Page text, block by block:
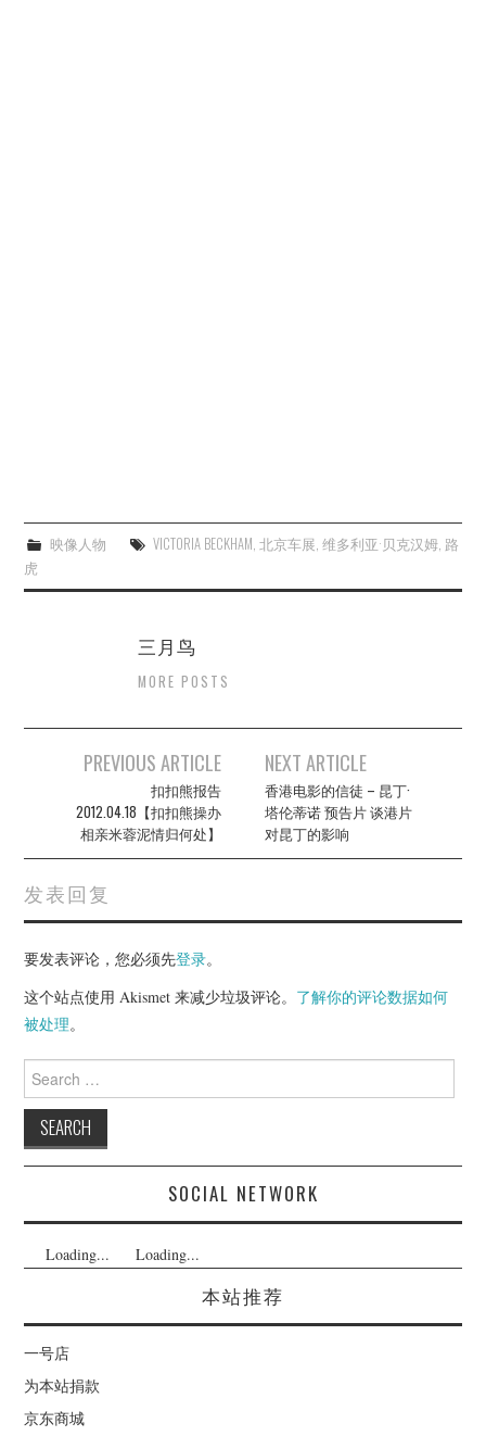
映像人物 VICTORIA BECKHAM, 北京车展, 维多利亚·贝克汉姆, 路
虎
三月鸟
MORE POSTS
PREVIOUS ARTICLE
扣扣熊报告
2012.04.18【扣扣熊操办
相亲米蓉泥情归何处】
NEXT ARTICLE
香港电影的信徒 – 昆丁·
塔伦蒂诺 预告片 谈港片
对昆丁的影响
发表回复
要发表评论，您必须先登录。
这个站点使用 Akismet 来减少垃圾评论。 了解你的评论数据如何
被处理。
Search
for:
SOCIAL NETWORK
Loading... Loading...
本站推荐
一号店
为本站捐款
京东商城